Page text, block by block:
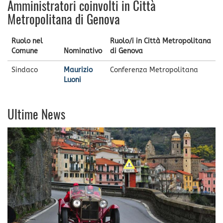
Amministratori coinvolti in Città
Metropolitana di Genova
Ruolo nel
Comune
Nominativo
Ruolo/i in Città Metropolitana
di Genova
Sindaco
Maurizio
Luoni
Conferenza Metropolitana
Ultime News